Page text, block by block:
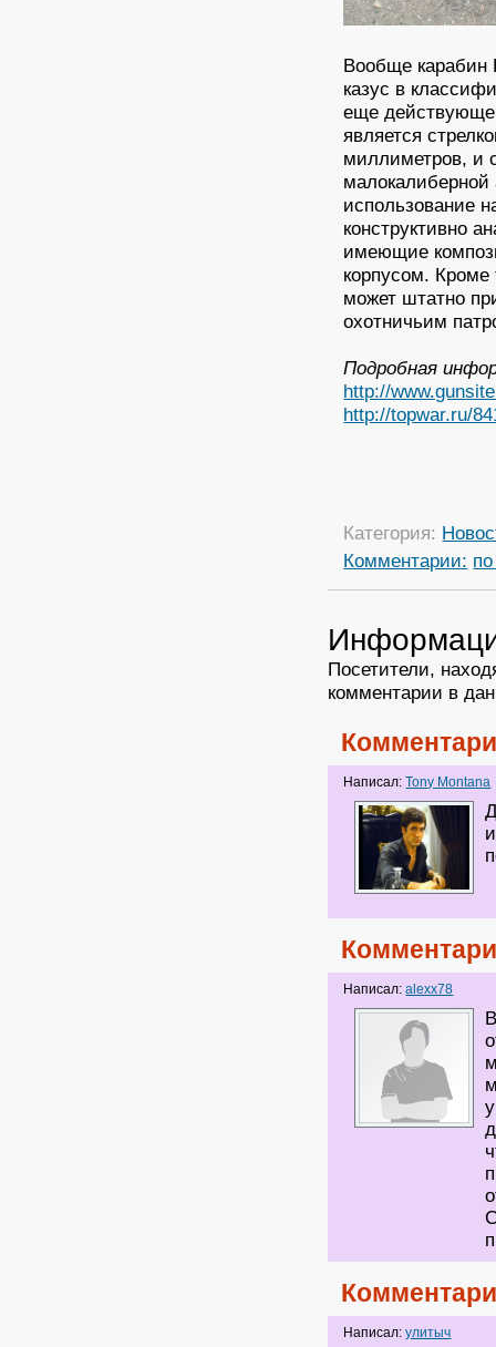
Вообще карабин
казус в
еще
является
миллиметров, и
использование
конструктивно
имеющие
корпусом. Кроме
может штатно
охотничьим
Подробная
http://
http://topwar.ru/
Категория:
Комментарии:
Посетители,
комментарии в
Написал:Tony Montana
Написал:alexx78
Написал:улитыч